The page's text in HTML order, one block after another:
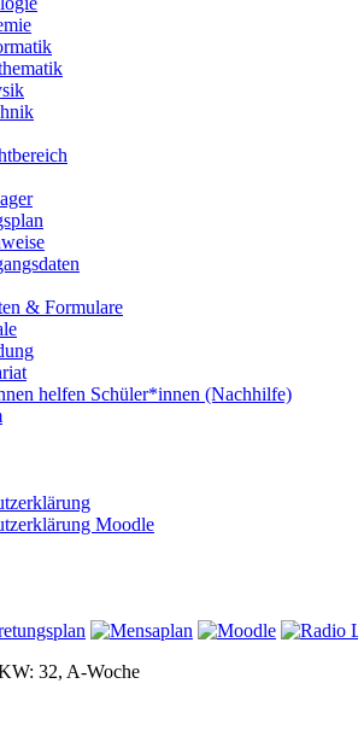
& Formulare
helfen Schüler*innen (Nachhilfe)
Moodle
32, A-Woche